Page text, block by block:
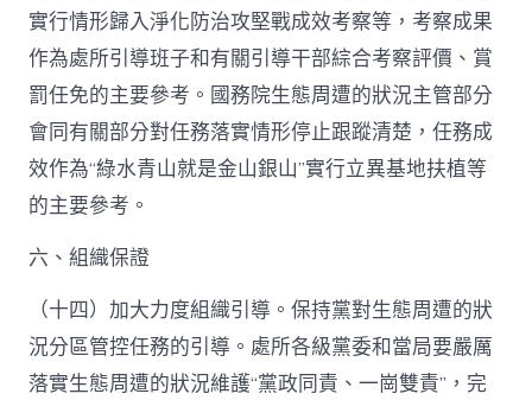
實行情形歸入淨化防治攻堅戰成效考察等，考察成果
作為處所引導班子和有關引導干部綜合考察評價、賞
罰任免的主要參考。國務院生態周遭的狀況主管部分
會同有關部分對任務落實情形停止跟蹤清楚，任務成
效作為“綠水青山就是金山銀山”實行立異基地扶植等
的主要參考。
六、組織保證
（十四）加大力度組織引導。保持黨對生態周遭的狀
況分區管控任務的引導。處所各級黨委和當局要嚴厲
落實生態周遭的狀況維護“黨政同責、一崗雙責”，完